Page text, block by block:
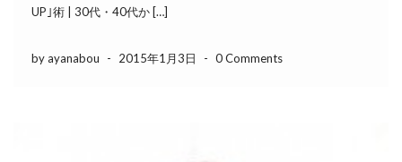
UP｣術 | 30代・40代か […]
by ayanabou - 2015年1月3日 - 0 Comments